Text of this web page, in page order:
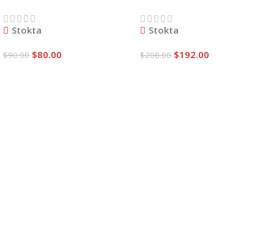
Stokta
$90.00 $80.00
Stokta
$200.00 $192.00